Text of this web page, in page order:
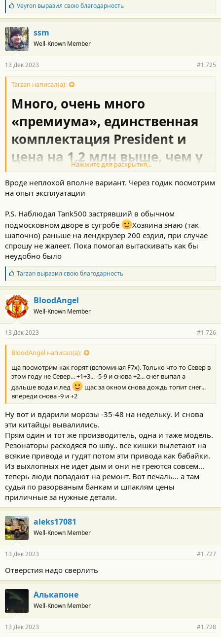
Б
л
а
г
о
д
а
н
о
с
и
:
Veyronвыразил свою благодарность
ssm
Well-Known Member
13 Дек 2023 #1.725
Tarzan написал(а):
Много, очень много
«премиума», единственная
комплектация President и
цена на 1,2 млн выше, чем у
предшественника. Новый
Exeed VX представлен в
России
Комплектация одна, но мест может быть 6 или 7, от этого
зависит стоимость
Бренд Exeed обновил свой официальный сайт, в каталоге
прописался новый внедорожник Exeed VX. По сути, это является
официальной премьерой, так как раскрыты все подробности и
– самое главное – цены.
У нового Exeed VX (машина так и называется, так как в каталоге
на данный момент представлен и дорестайлинговый вариант)
только одна комплектация – топовая, называется President. Но
мест может быть 6 или 7, и от этого зависит цена: 6,5 или 6,7
млн рублей соответственно.
Габариты внедорожника – 4970 × 1940 × 1792 мм при длине
колесной базы 2900 мм. Полная масса – 2445 кг, объем
топливного бака – 65 л, клиренс – 200 мм. Кузов – несущий:
внедорожник построен на платформе M3X 2.0, как у Exeed RX и
Chery Tiggo 9.
Нажмите для раскрытия...
Вроде неплохой вполне вариант. Через годик посмотрим
на опыт эксплуатации
P.S. Наблюдал Tank500 застрявший в обычном
подмосковном дворе в сугробе
Хозяина знаю (так
шапочно) раньше на лендкрузер 200 ездил, при случае
спрошу не жалеет. Пока помогал вытаскивать как бы
неудобно было
Б
л
а
г
о
д
а
н
о
с
и
:
Tarzanвыразил свою благодарность
BloodAngel
Well-Known Member
13 Дек 2023 #1.726
BloodAngel написал(а):
ща посмотрим как горят (вспоминая F7x). Только что-то Север в
этом году не Север... +1+3... -5-9 и снова +2... снег выпал а
дальше вода и лед
щас за окном снова дождь топит снег...
впереди снова -9 и +2
Ну вот и вдарили морозы -35-48 на недельку. И снова
эти китайцы вывалились.
Прям один и тот же производитель, одна и таже модель.
Резонаторы расходяся по шву.. все кишки вылетают на
всякие привода и гудят потом эти привода как бабайки.
Из выхлопных не идет дым и они не греются совсем...
теперь люди попадают на ремонт. Вот печаль... а там
судья по разорваным банкам и шпаклям цены
приличные за нужные детали.
aleks17081
Well-Known Member
13 Дек 2023 #1.727
Отверстия надо сверлить
Алькапоне
Well-Known Member
13 Дек 2023 #1.728